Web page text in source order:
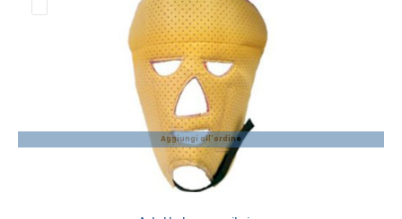
Aggiungi all'ordine